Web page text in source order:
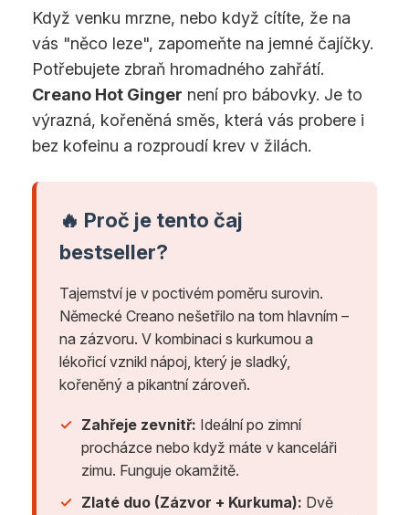
Když venku mrzne, nebo když cítíte, že na
vás "něco leze", zapomeňte na jemné čajíčky.
Potřebujete zbraň hromadného zahřátí.
Creano Hot Ginger není pro bábovky. Je to
výrazná, kořeněná směs, která vás probere i
bez kofeinu a rozproudí krev v žilách.
🔥 Proč je tento čaj
bestseller?
Tajemství je v poctivém poměru surovin.
Německé Creano nešetřilo na tom hlavním –
na zázvoru. V kombinaci s kurkumou a
lékořicí vznikl nápoj, který je sladký,
kořeněný a pikantní zároveň.
✓ Zahřeje zevnitř: Ideální po zimní
procházce nebo když máte v kanceláři
zimu. Funguje okamžitě.
✓ Zlaté duo (Zázvor + Kurkuma): Dvě